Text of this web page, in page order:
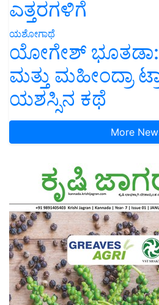
ಎತ್ತರಗಳಿಗೆ
ಯಶೋಗಾಥೆ
ಯೋಗೇಶ್ ಭೂತಡಾ:
ಮತ್ತು ಮಹೀಂದ್ರಾ
ಯಶಸ್ಸಿನ ಕಥೆ
More